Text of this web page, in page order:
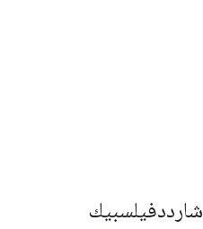
شارددفيلسبيك